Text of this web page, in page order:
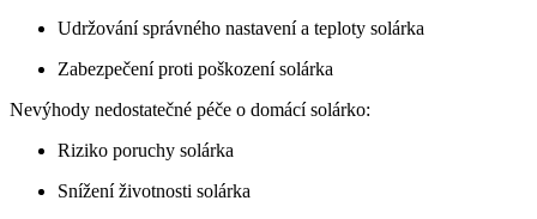
Udržování správného nastavení a teploty solárka
Zabezpečení proti poškození solárka
Nevýhody nedostatečné péče o domácí solárko:
Riziko poruchy solárka
Snížení životnosti solárka